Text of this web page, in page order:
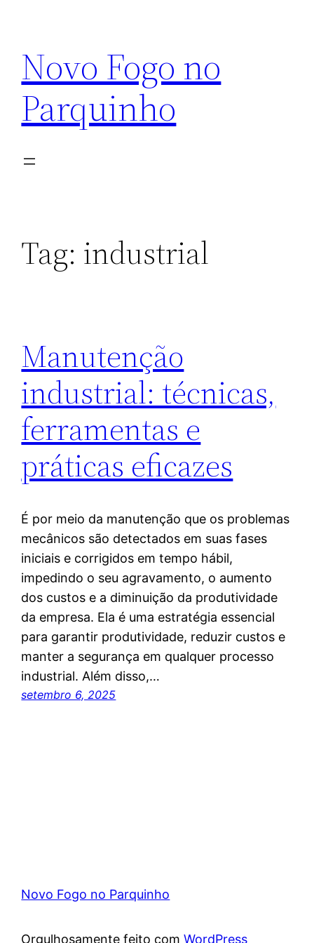
conteúdo
Novo Fogo no
Parquinho
Tag: industrial
Manutenção
industrial: técnicas,
ferramentas e
práticas eficazes
É por meio da manutenção que os problemas
mecânicos são detectados em suas fases
iniciais e corrigidos em tempo hábil,
impedindo o seu agravamento, o aumento
dos custos e a diminuição da produtividade
da empresa. Ela é uma estratégia essencial
para garantir produtividade, reduzir custos e
manter a segurança em qualquer processo
industrial. Além disso,…
setembro 6, 2025
Novo Fogo no Parquinho
Orgulhosamente feito comWordPress